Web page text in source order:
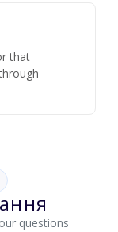
that
questions